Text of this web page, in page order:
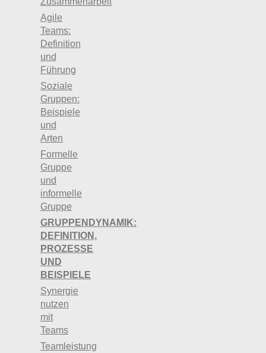
Agile
Teams:
Definition
und
Führung
Soziale
Gruppen:
Beispiele
und
Arten
Formelle
Gruppe
und
informelle
Gruppe
GRUPPENDYNAMIK:
DEFINITION,
PROZESSE
UND
BEISPIELE
Synergie
nutzen
mit
Teams
Teamleistung